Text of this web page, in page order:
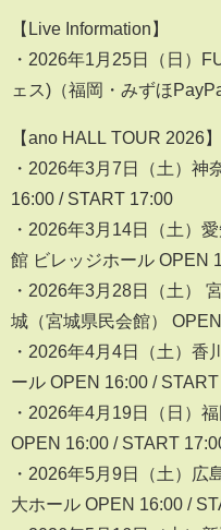
【Live Information】
・2026年1月25日（日）
ェス)（福岡・みずほ
【ano HALL TOUR 2026】
・2026年3月7日（土）神
16:00 / START 17:00
・2026年3月14日（土）
館 ビレッジホール OPEN
・2026年3月28日（土）
城（宮城県民会館）
・2026年4月4日（土）香
ール OPEN 16:00 /
・2026年4月19日（日）
OPEN 16:00 / START
・2026年5月9日（土）広
大ホール OPEN 16:00 /